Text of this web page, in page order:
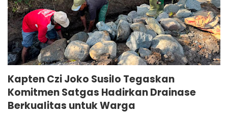
Kapten Czi Joko Susilo Tegaskan
Komitmen Satgas Hadirkan Drainase
Berkualitas untuk Warga